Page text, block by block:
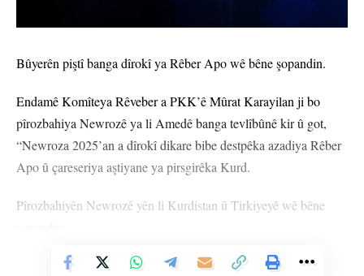
Bûyerên piştî banga dîrokî ya Rêber Apo wê bêne şopandin.
Endamê Komîteya Rêveber a PKK’ê Mûrat Karayilan ji bo
pîrozbahiya Newrozê ya li Amedê banga tevlîbûnê kir û got,
“Newroza 2025’an a dîrokî dikare bibe destpêka azadiya Rêber
Apo û çareseriya aştiyane ya pirsgirêka Kurd.
Pîrozbahiyên Newrozê yên li Kurdistan û Tirkiyeyê wê bêne
Parlamentera Katalan Eulalia Reguant bang li civaka
Vê Nûçeyê Bixwîne